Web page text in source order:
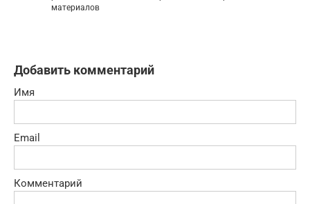
материалов
Добавить комментарий
Имя
Email
Комментарий